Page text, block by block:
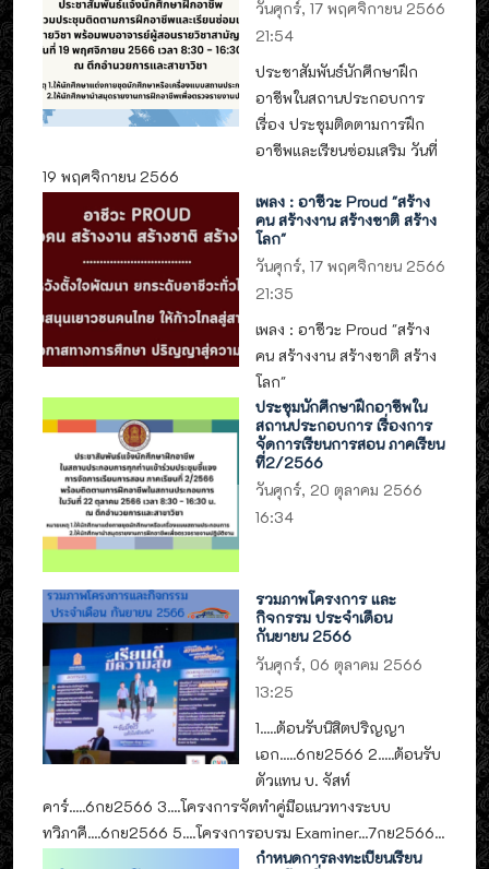
วันศุกร์, 17 พฤศจิกายน 2566
21:54
ประชาสัมพันธ์นักศึกษาฝึก
อาชีพในสถานประกอบการ
เรื่อง ประชุมติดตามการฝึก
อาชีพและเรียนซ่อมเสริม วันที่
19 พฤศจิกายน 2566
เพลง : อาชีวะ Proud "สร้าง
คน สร้างงาน สร้างชาติ สร้าง
โลก"
วันศุกร์, 17 พฤศจิกายน 2566
21:35
เพลง : อาชีวะ Proud "สร้าง
คน สร้างงาน สร้างชาติ สร้าง
โลก"
ประชุมนักศึกษาฝึกอาชีพใน
สถานประกอบการ เรื่องการ
จัดการเรียนการสอน ภาคเรียน
ที่2/2566
วันศุกร์, 20 ตุลาคม 2566
16:34
รวมภาพโครงการ และ
กิจกรรม ประจำเดือน
กันยายน 2566
วันศุกร์, 06 ตุลาคม 2566
13:25
1.....ต้อนรับนิสิตปริญญา
เอก.....6กย2566 2.....ต้อนรับ
ตัวแทน บ. จัสท์
คาร์.....6กย2566 3....โครงการจัดทำคู่มือแนวทางระบบ
ทวิภาคี....6กย2566 5....โครงการอบรม Examiner...7กย2566...
กำหนดการลงทะเบียนเรียน